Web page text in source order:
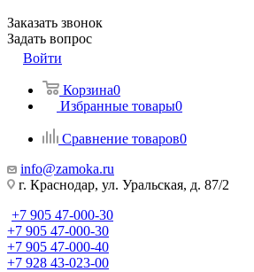
Заказать звонок
Задать вопрос
Войти
Корзина0
Избранные товары0
Сравнение товаров0
info@zamoka.ru
г. Краснодар, ул. Уральская, д. 87/2
+7 905 47-000-30
+7 905 47-000-30
+7 905 47-000-40
+7 928 43-023-00